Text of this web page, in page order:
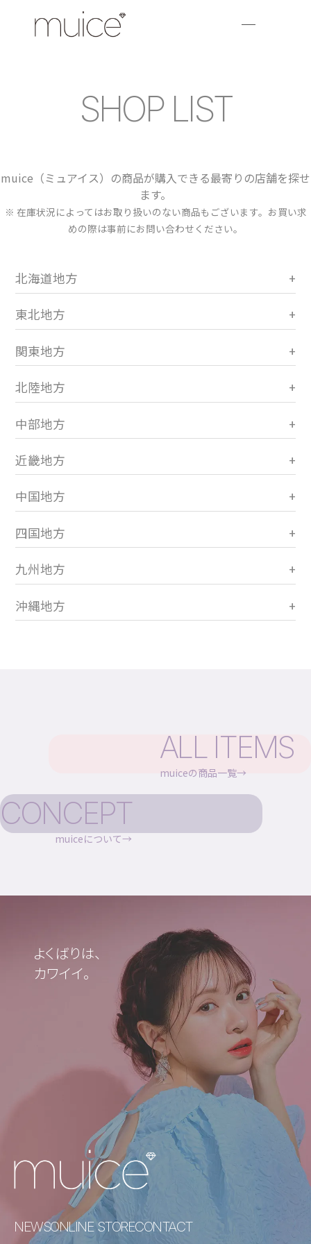
SHOP LIST
muice（ミュアイス）の商品が購入できる最寄りの店舗を探せ
ます。
※ 在庫状況によってはお取り扱いのない商品もございます。お買い求
めの際は事前にお問い合わせください。
北海道地方
東北地方
関東地方
北陸地方
中部地方
近畿地方
中国地方
四国地方
九州地方
沖縄地方
ALL ITEMS
muiceの商品一覧
CONCEPT
muiceについて
よくばりは、
カワイイ。
NEWSONLINE STORECONTACT